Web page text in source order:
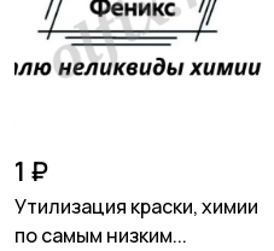
1 ₽
Утилизация краски, химии
по самым низким...